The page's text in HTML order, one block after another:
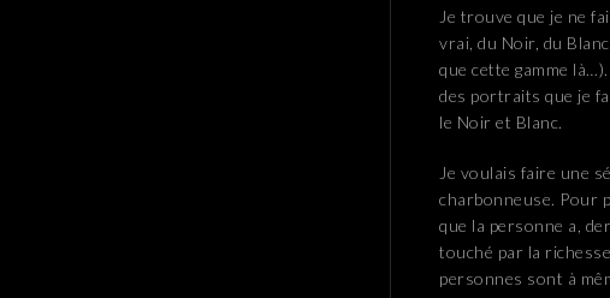
Je trouve que je ne
vrai, du Noir, du
que cette gamme
des portraits que je
le Noir et Blanc.
Je voulais faire une
charbonneuse. Pour
que la personne a,
touché par la
personnes sont à